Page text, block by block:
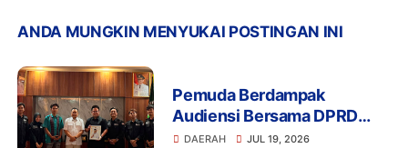
ANDA MUNGKIN MENYUKAI POSTINGAN INI
Pemuda Berdampak
Audiensi Bersama DPRD
Provinsi Banten Bahas
DAERAH JUL 19, 2026